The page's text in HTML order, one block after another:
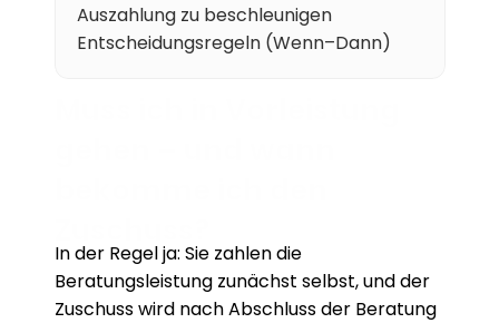
Mehr erfahren
Auszahlung zu beschleunigen
Entscheidungsregeln (Wenn–Dann)
In der Regel ja: Sie zahlen die
Beratungsleistung zunächst selbst, und der
Zuschuss wird nach Abschluss der Beratung